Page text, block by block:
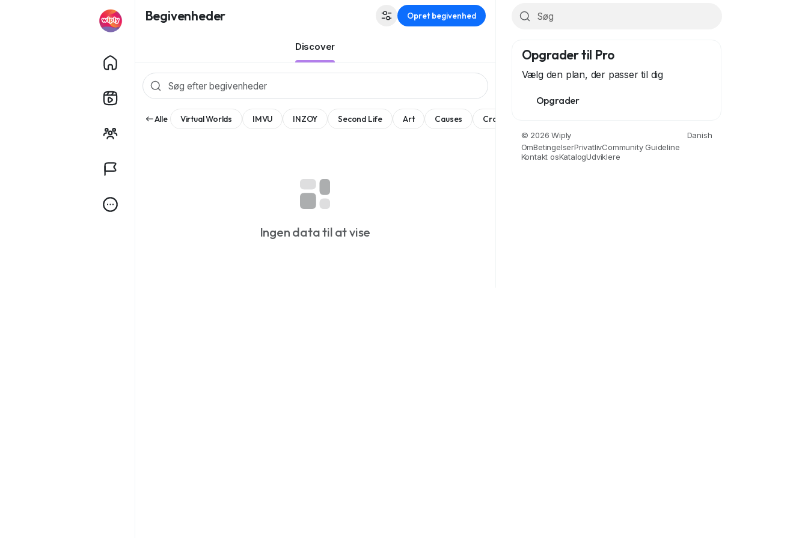
Begivenheder Opret begivenhed
Discover
Alle Virtual Worlds IMVU INZOY Second Life Art Causes Crafts
Ingen data til at vise
Opgrader til Pro
Vælg den plan, der passer til dig
Opgrader
© 2026 Wiply
Danish
OmBetingelserPrivatlivCommunity Guideline
Kontakt osKatalogUdviklere